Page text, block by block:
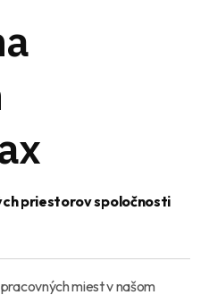
priestorov spoločnosti
miest v našom